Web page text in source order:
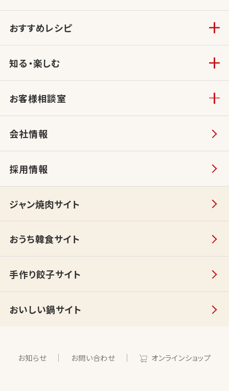
おすすめレシピ
知る・楽しむ
お客様相談室
会社情報
採用情報
ジャン焼肉サイト
おうち韓食サイト
手作り餃子サイト
おいしい鍋サイト
お知らせ お問い合わせ オンラインショップ